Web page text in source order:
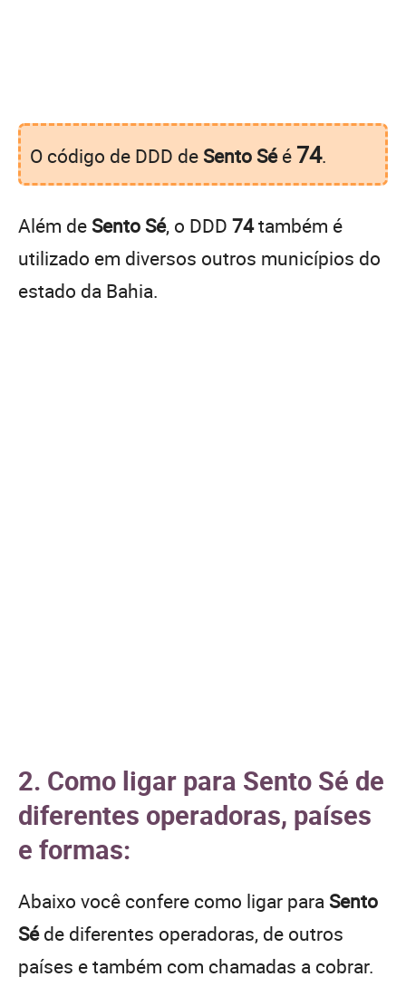
O código de DDD de Sento Séé 74.
Além de Sento Sé, o DDD 74também é
utilizado em diversos outros municípios do
estado da Bahia.
2. Como ligar para Sento Sé de
diferentes operadoras, países
e formas:
Abaixo você confere como ligar para Sento
Séde diferentes operadoras, de outros
países e também com chamadas a cobrar.